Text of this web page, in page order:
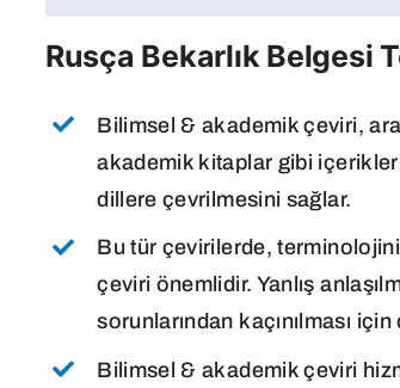
Rusça Bekarlık Belgesi
Bilimsel & akademik çeviri,
akademik kitaplar gibi
dillere çevrilmesini sağlar.
Bu tür çevirilerde,
çeviri önemlidir. Yanlış
sorunlarından kaçınılması
Bilimsel & akademik çeviri